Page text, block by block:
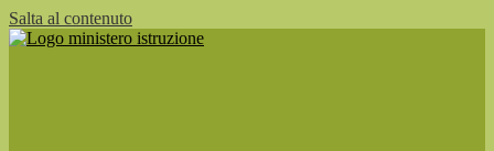
Salta al contenuto